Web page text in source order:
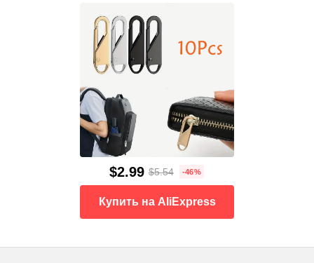
$2.99 $5.54 -46%
Купить на AliExpress